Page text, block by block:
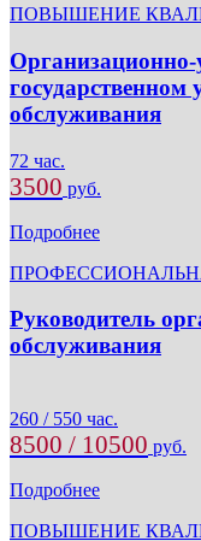
ПОВЫШЕНИЕ
Организационно-
государственном
обслуживания
72 час.
3500 руб.
Подробнее
Руководитель
обслуживания
260 / 550 час.
8500 / 10500 руб.
Подробнее
ПОВЫШЕНИЕ